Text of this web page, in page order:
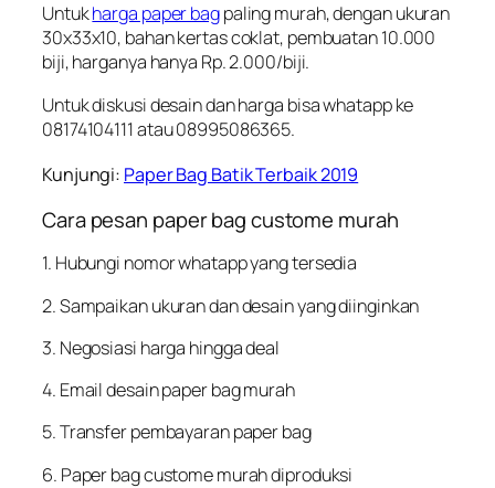
Untukharga paper bagpaling murah, dengan ukuran
30x33x10, bahan kertas coklat, pembuatan 10.000
biji, harganya hanya Rp. 2.000/biji.
Untuk diskusi desain dan harga bisa whatapp ke
08174104111 atau 08995086365.
Kunjungi: Paper Bag Batik Terbaik 2019
Cara pesan paper bag custome murah
1. Hubungi nomor whatapp yang tersedia
2. Sampaikan ukuran dan desain yang diinginkan
3. Negosiasi harga hingga deal
4. Email desain paper bag murah
5. Transfer pembayaran paper bag
6. Paper bag custome murah diproduksi